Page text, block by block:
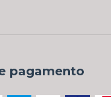
pagamento